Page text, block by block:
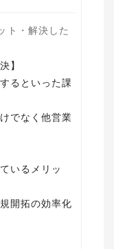
ト・解決した
】
るといった課
でなく他営業
いるメリッ
開拓の効率化